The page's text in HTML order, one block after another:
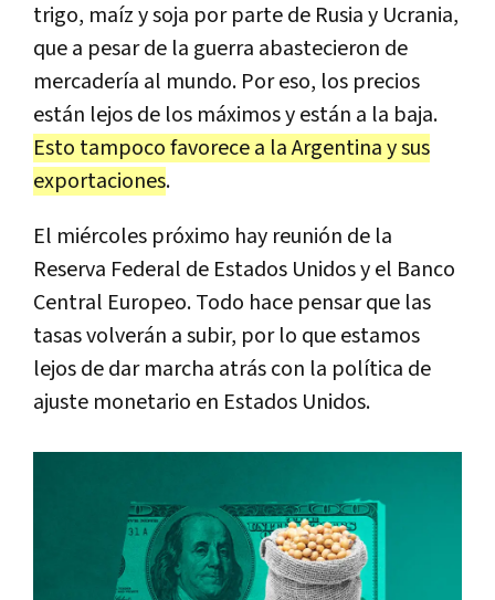
trigo, maíz y soja por parte de Rusia y Ucrania,
que a pesar de la guerra abastecieron de
mercadería al mundo. Por eso, los precios
están lejos de los máximos y están a la baja.
Esto tampoco favorece a la Argentina y sus
exportaciones.
El miércoles próximo hay reunión de la
Reserva Federal de Estados Unidos y el Banco
Central Europeo. Todo hace pensar que las
tasas volverán a subir, por lo que estamos
lejos de dar marcha atrás con la política de
ajuste monetario en Estados Unidos.